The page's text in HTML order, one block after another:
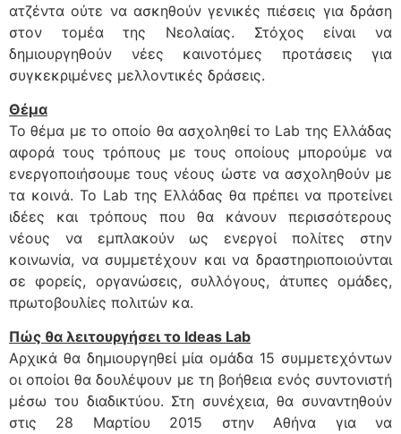
ατζέντα ούτε να ασκηθούν γενικές πιέσεις για δράση
στον τομέα της Νεολαίας. Στόχος είναι να
δημιουργηθούν νέες καινοτόμες προτάσεις για
συγκεκριμένες μελλοντικές δράσεις.
Θέμα
Το θέμα με το οποίο θα ασχοληθεί το Lab της Ελλάδας
αφορά τους τρόπους με τους οποίους μπορούμε να
ενεργοποιήσουμε τους νέους ώστε να ασχοληθούν με
τα κοινά. Το Lab της Ελλάδας θα πρέπει να προτείνει
ιδέες και τρόπους που θα κάνουν περισσότερους
νέους να εμπλακούν ως ενεργοί πολίτες στην
κοινωνία, να συμμετέχουν και να δραστηριοποιούνται
σε φορείς, οργανώσεις, συλλόγους, άτυπες ομάδες,
πρωτοβουλίες πολιτών κα.
Πώς θα λειτουργήσει το Ideas Lab
Αρχικά θα δημιουργηθεί μία ομάδα 15 συμμετεχόντων
οι οποίοι θα δουλέψουν με τη βοήθεια ενός συντονιστή
μέσω του διαδικτύου. Στη συνέχεια, θα συναντηθούν
στις 28 Μαρτίου 2015 στην Αθήνα για να